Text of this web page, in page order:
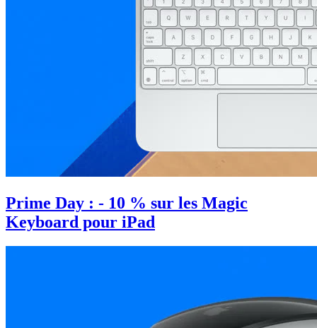
Prime Day : - 10 % sur les Magic
Keyboard pour iPad